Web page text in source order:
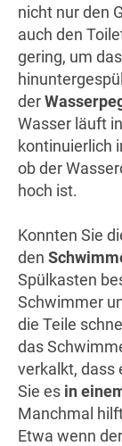
nicht nur den
auch den
gering, um
der
Wasser läuft
kontinuierlich
ob der
hoch ist.
Konnten Sie
den
Spülkasten
Schwimmer
die Teile
das
verkalkt, dass
Sie es in
Manchmal
Etwa wenn